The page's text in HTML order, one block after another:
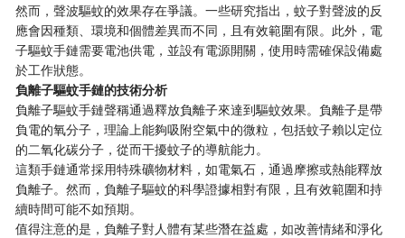
然而，聲波驅蚊的效果存在爭議。一些研究指出，蚊子對聲波的反
應會因種類、環境和個體差異而不同，且有效範圍有限。此外，電
子驅蚊手鏈需要電池供電，並設有電源開關，使用時需確保設備處
於工作狀態。
負離子驅蚊手鏈的技術分析
負離子驅蚊手鏈聲稱通過釋放負離子來達到驅蚊效果。負離子是帶
負電的氧分子，理論上能夠吸附空氣中的微粒，包括蚊子賴以定位
的二氧化碳分子，從而干擾蚊子的導航能力。
這類手鏈通常採用特殊礦物材料，如電氣石，通過摩擦或熱能釋放
負離子。然而，負離子驅蚊的科學證據相對有限，且有效範圍和持
續時間可能不如預期。
值得注意的是，負離子對人體有某些潛在益處，如改善情緒和淨化